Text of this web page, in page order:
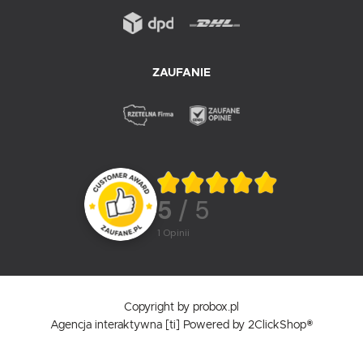
ZAUFANIE
5 / 5
1 opinii
Copyright by probox.pl
Agencja interaktywna
[ti] Powered by 2ClickShop®